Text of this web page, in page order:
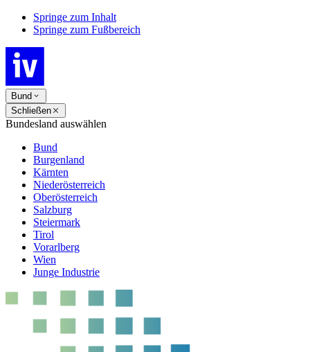
Springe zum Inhalt
Springe zum Fußbereich
Bund
Schließen
Bundesland auswählen
Bund
Burgenland
Kärnten
Niederösterreich
Oberösterreich
Salzburg
Steiermark
Tirol
Vorarlberg
Wien
Junge Industrie